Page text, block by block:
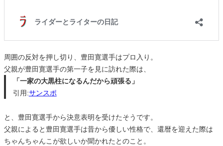
周囲の反対を押し切り、豊田寛選手はプロ入り。
父親が豊田寛選手の第一子を見に訪れた際は、
「一家の大黒柱になるんだから頑張る」
引用:サンスポ
と、豊田寛選手から決意表明を受けたそうです。
父親によると豊田寛選手は昔から優しい性格で、還暦を迎えた際は
ちゃんちゃんこが欲しいか聞かれたとのこと。